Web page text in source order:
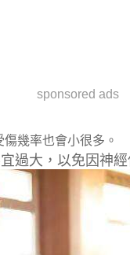
sponsored ads
傷幾率也會小很多。
過大 ，以免因神